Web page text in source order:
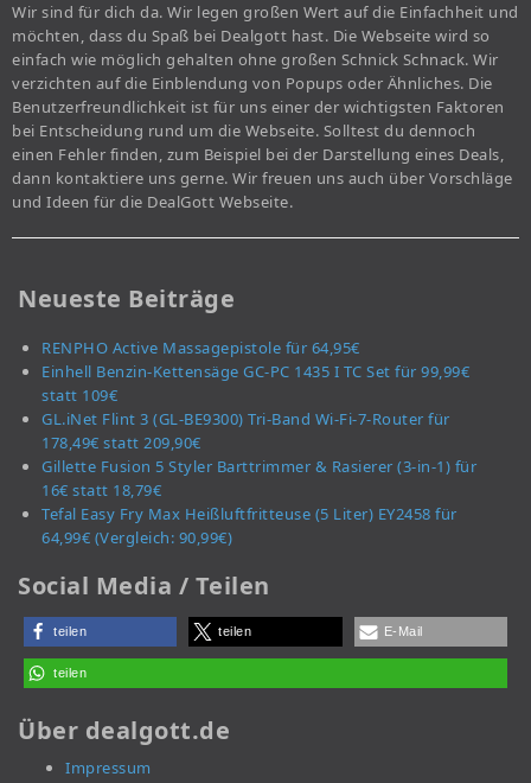
Wir sind für dich da. Wir legen großen Wert auf die Einfachheit und
möchten, dass du Spaß bei Dealgott hast. Die Webseite wird so
einfach wie möglich gehalten ohne großen Schnick Schnack. Wir
verzichten auf die Einblendung von Popups oder Ähnliches. Die
Benutzerfreundlichkeit ist für uns einer der wichtigsten Faktoren
bei Entscheidung rund um die Webseite. Solltest du dennoch
einen Fehler finden, zum Beispiel bei der Darstellung eines Deals,
dann kontaktiere uns gerne. Wir freuen uns auch über Vorschläge
und Ideen für die DealGott Webseite.
Neueste Beiträge
RENPHO Active Massagepistole für 64,95€
Einhell Benzin-Kettensäge GC-PC 1435 I TC Set für 99,99€
statt 109€
GL.iNet Flint 3 (GL-BE9300) Tri-Band Wi-Fi-7-Router für
178,49€ statt 209,90€
Gillette Fusion 5 Styler Barttrimmer & Rasierer (3-in-1) für
16€ statt 18,79€
Tefal Easy Fry Max Heißluftfritteuse (5 Liter) EY2458 für
64,99€ (Vergleich: 90,99€)
Social Media / Teilen
teilen teilen E-Mail
teilen
Über dealgott.de
Impressum